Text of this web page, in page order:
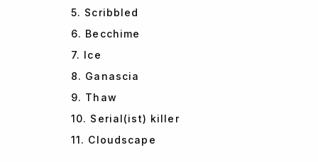
5. Scribbled
6. Becchime
7. Ice
8. Ganascia
9. Thaw
10. Serial(ist) killer
11. Cloudscape